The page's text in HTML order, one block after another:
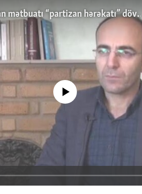
Şəmşad Ağa: Azərbaycan mətbuatı “partizan hərəkatı” dövrünü xatırladır
No media source currently available